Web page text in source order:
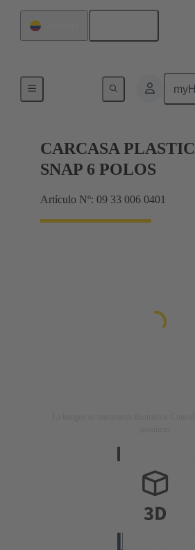
CARCASA
SNAP 6 POLOS
Artículo Nº: 09 33 006 0401